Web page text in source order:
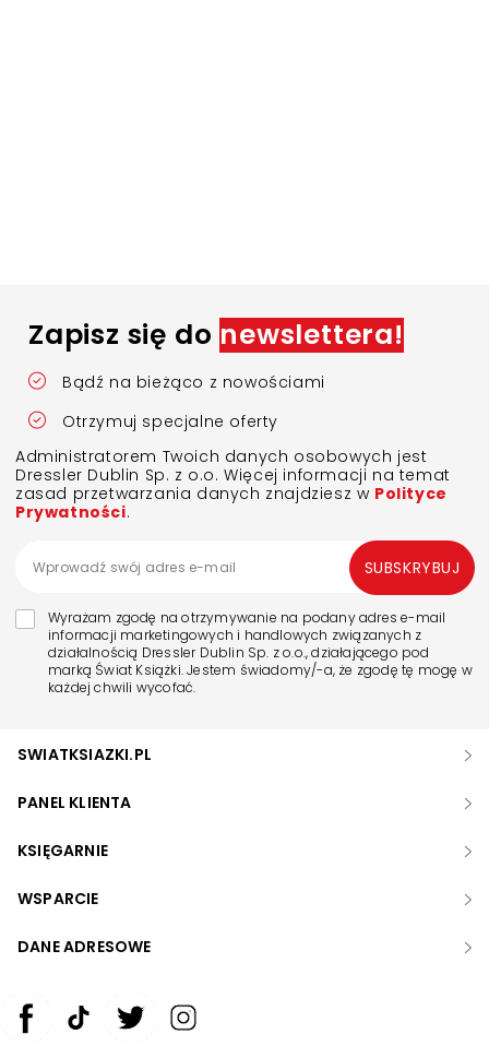
Zapisz się do newslettera!
Bądź na bieżąco z nowościami
Otrzymuj specjalne oferty
Administratorem Twoich danych osobowych jest
Dressler Dublin Sp. z o.o. Więcej informacji na temat
zasad przetwarzania danych znajdziesz w Polityce
Prywatności.
Wyrażam zgodę na otrzymywanie na podany adres e-mail
informacji marketingowych i handlowych związanych z
działalnością Dressler Dublin Sp. z o.o., działającego pod
marką Świat Książki. Jestem świadomy/-a, że zgodę tę mogę w
każdej chwili wycofać.
SUBSKRYBUJ
SWIATKSIAZKI.PL
PANEL KLIENTA
KSIĘGARNIE
WSPARCIE
DANE ADRESOWE
Zwiększ rozmiar czcionki